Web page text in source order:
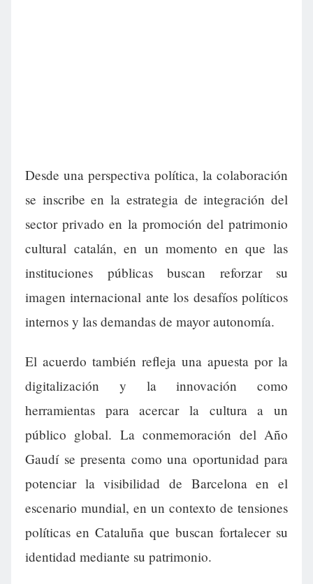
Desde una perspectiva política, la colaboración
se inscribe en la estrategia de integración del
sector privado en la promoción del patrimonio
cultural catalán, en un momento en que las
instituciones públicas buscan reforzar su
imagen internacional ante los desafíos políticos
internos y las demandas de mayor autonomía.
El acuerdo también refleja una apuesta por la
digitalización y la innovación como
herramientas para acercar la cultura a un
público global. La conmemoración del Año
Gaudí se presenta como una oportunidad para
potenciar la visibilidad de Barcelona en el
escenario mundial, en un contexto de tensiones
políticas en Cataluña que buscan fortalecer su
identidad mediante su patrimonio.